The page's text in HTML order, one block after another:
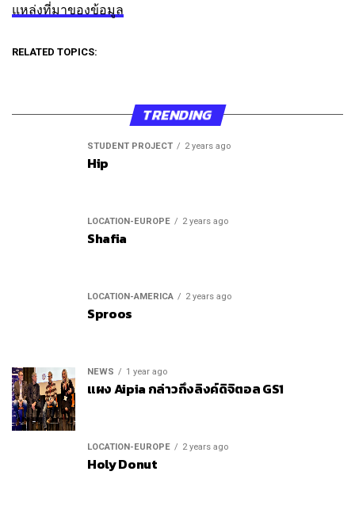
แหล่งที่มาของข้อมูล
RELATED TOPICS:
TRENDING
STUDENT PROJECT 2 years ago
Hip
LOCATION-EUROPE 2 years ago
Shafia
LOCATION-AMERICA 2 years ago
Sproos
NEWS 1 year ago
แผง Aipia กล่าวถึงลิงค์ดิจิตอล GS1
LOCATION-EUROPE 2 years ago
Holy Donut